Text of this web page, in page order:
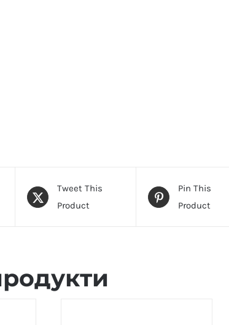
Tweet This
Product
Pin This
Product